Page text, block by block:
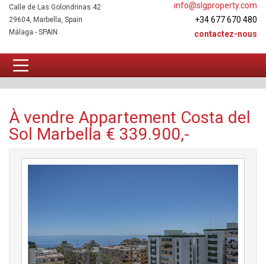
info@slgproperty.com
+34 677 670 480
contactez-nous
Calle de Las Golondrinas 42
29604, Marbella, Spain
Málaga - SPAIN
À vendre Appartement Costa del
Sol Marbella € 339.900,-